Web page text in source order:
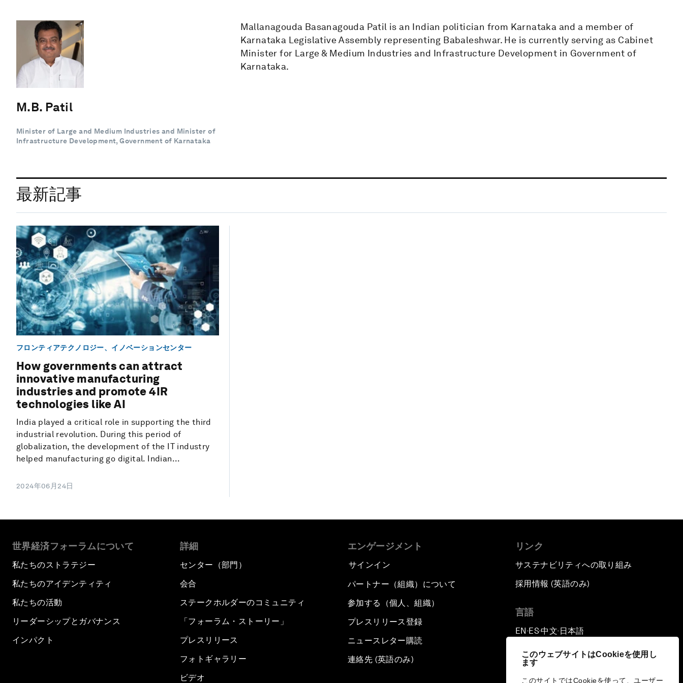
このウェブサイトはCookieを使用し
ます
このサイトではCookieを使って、ユーザー
M.B. Patil
Minister of Large and Medium Industries and Minister of
Infrastructure Development, Government of Karnataka
Mallanagouda Basanagouda Patil is an Indian politician from Karnataka and a member of
Karnataka Legislative Assembly representing Babaleshwar. He is currently serving as Cabinet
Minister for Large & Medium Industries and Infrastructure Development in Government of
Karnataka.
最新記事
フロンティアテクノロジー、イノベーションセンター
How governments can attract
innovative manufacturing
industries and promote 4IR
technologies like AI
India played a critical role in supporting the third
industrial revolution. During this period of
globalization, the development of the IT industry
helped manufacturing go digital. Indian...
2024年06月24日
世界経済フォーラムについて
私たちのストラテジー
私たちのアイデンティティ
私たちの活動
リーダーシップとガバナンス
インパクト
詳細
センター（部門）
会合
ステークホルダーのコミュニティ
「フォーラム・ストーリー」
プレスリリース
フォトギャラリー
ビデオ
エンゲージメント
サインイン
パートナー（組織）について
参加する（個人、組織）
プレスリリース登録
ニュースレター購読
連絡先 (英語のみ)
リンク
サステナビリティへの取り組み
採用情報 (英語のみ)
言語
EN ▪ ES▪中文▪ 日本語